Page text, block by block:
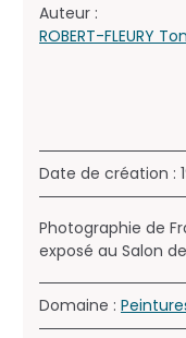
Auteur :
ROBERT-FLEURY
Date de création :
Photographie de
exposé au Salon
Domaine :